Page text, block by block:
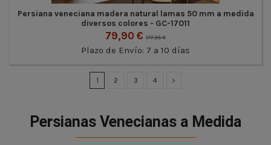
Persiana veneciana madera natural lamas 50 mm a medida
diversos colores - GC-17011
79,90 € 177,55 €
Plazo de Envío: 7 a 10 días
1 2 3 4
Persianas Venecianas a Medida